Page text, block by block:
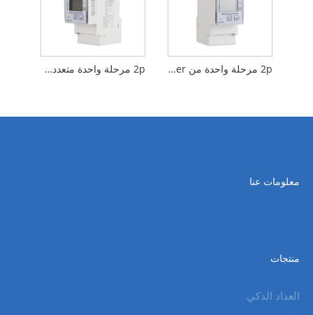
2p مرحلة واحدة متعددة الوظائف DIN Rail Rail Meter 2p مرحلة واحدة من DIN Rail Energy Meter ذكي للطاقة المتجددة
معلومات عنا
منتجات
العداد الذكي